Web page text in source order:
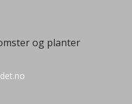
og planter